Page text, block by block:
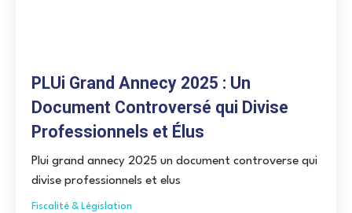
PLUi Grand Annecy 2025 : Un
Document Controversé qui Divise
Professionnels et Élus
Plui grand annecy 2025 un document controverse qui
divise professionnels et elus
Fiscalité & Législation